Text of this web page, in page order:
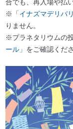
合でも、再入場や払
※「イナズマデリバ
りません。
※プラネタリウムの
ール」 をご確認くださ